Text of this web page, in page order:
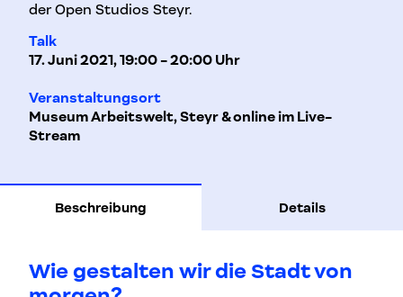
der Open Studios Steyr.
Talk
17. Juni 2021, 19:00 - 20:00 Uhr
Veranstaltungsort
Museum Arbeitswelt, Steyr & online im Live-
Stream
Beschreibung Details
Wie gestalten wir die Stadt von